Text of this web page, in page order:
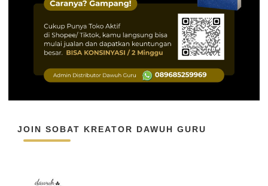
JOIN SOBAT KREATOR DAWUH GURU